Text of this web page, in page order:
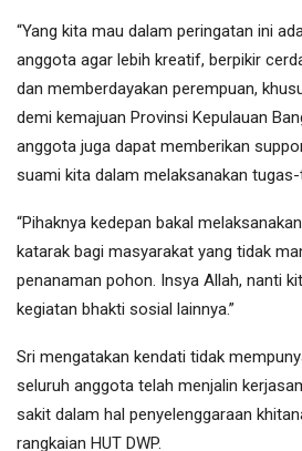
“Yang kita mau dalam peringatan ini
anggota agar lebih kreatif, berpikir
dan memberdayakan perempuan,
demi kemajuan Provinsi Kepulauan
anggota juga dapat memberikan
suami kita dalam melaksanakan tugas-
“Pihaknya kedepan bakal
katarak bagi masyarakat yang tidak
penanaman pohon. Insya Allah, nanti
kegiatan bhakti sosial lainnya.”
Sri mengatakan kendati tidak
seluruh anggota telah menjalin
sakit dalam hal penyelenggaraan
rangkaian HUT DWP.